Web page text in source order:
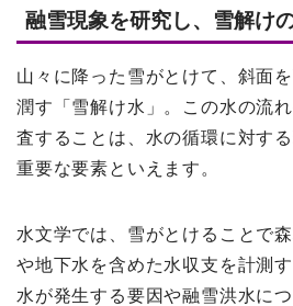
融雪現象を研究し、雪解け
山々に降った雪がとけて、斜面
潤す「雪解け水」。この水の流
査することは、水の循環に対す
重要な要素といえます。
水文学では、雪がとけることで
や地下水を含めた水収支を計測
水が発生する要因や融雪洪水に